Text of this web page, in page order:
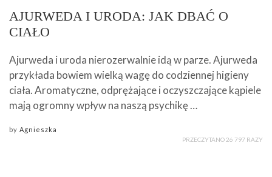
AJURWEDA I URODA: JAK DBAĆ O
CIAŁO
Ajurweda i uroda nierozerwalnie idą w parze. Ajurweda
przykłada bowiem wielką wagę do codziennej higieny
ciała. Aromatyczne, odprężające i oczyszczające kąpiele
mają ogromny wpływ na naszą psychikę …
by Agnieszka
PRZECZYTANO 26 797 RAZY